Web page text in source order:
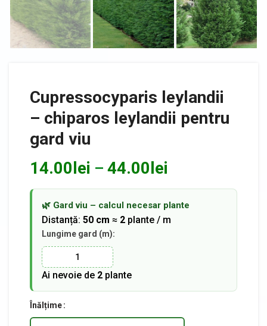
Cupressocyparis leylandii
– chiparos leylandii pentru
gard viu
14.00 lei – 44.00 lei
🌿 Gard viu – calcul necesar plante
Distanță: 50 cm ≈ 2 plante / m
Lungime gard (m):
Ai nevoie de 2 plante
Înălțime